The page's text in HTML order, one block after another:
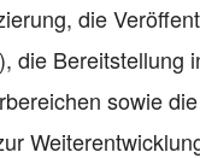
die
die Bereitstellung
sowie